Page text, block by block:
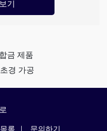
기
금 제품
경 가공
록 문의하기